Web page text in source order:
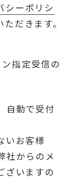
シーポリシ
だきます。
指定受信の
自動で受付
いお客様
社からのメ
ざいますの